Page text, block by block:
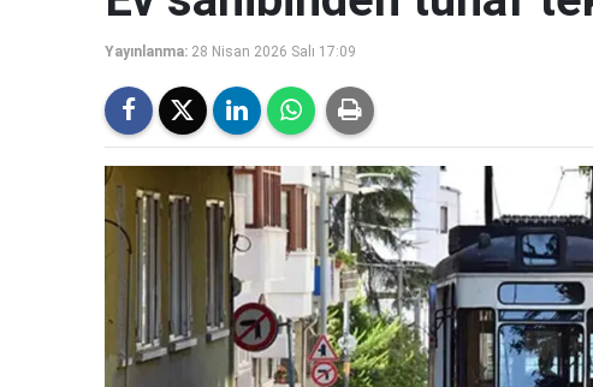
Yayınlanma: 28 Nisan 2026 Salı 17:09